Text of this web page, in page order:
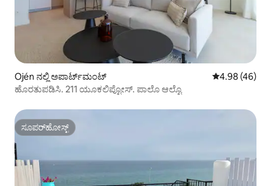
Ojén ನಲ್ಲಿ ಅಪಾರ್ಟ್‌ಮಂಟ್ 5 ರಲ್ಲಿ 4.98
4.98 (46)
ಹೊರತುಪಡಿಸಿ. 211 ಯೂಕಲಿಪ್ಟೋಸ್. ಪಾಲೊ ಆಲ್ಟೊ
ಸೂಪರ್‌ಹೋಸ್ಟ್
ಸೂಪರ್‌ಹೋಸ್ಟ್